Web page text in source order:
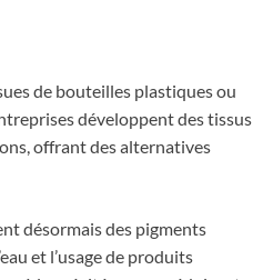
de bouteilles plastiques ou
développent des tissus
offrant des alternatives
désormais des pigments
et l’usage de produits